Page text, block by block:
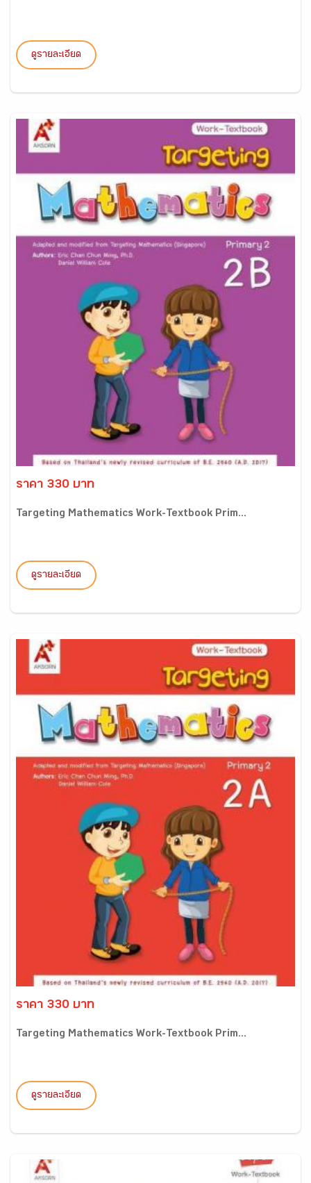
ดูรายละเอียด
ราคา 330 บาท
Targeting Mathematics Work-Textbook Prim...
ดูรายละเอียด
ราคา 330 บาท
Targeting Mathematics Work-Textbook Prim...
ดูรายละเอียด